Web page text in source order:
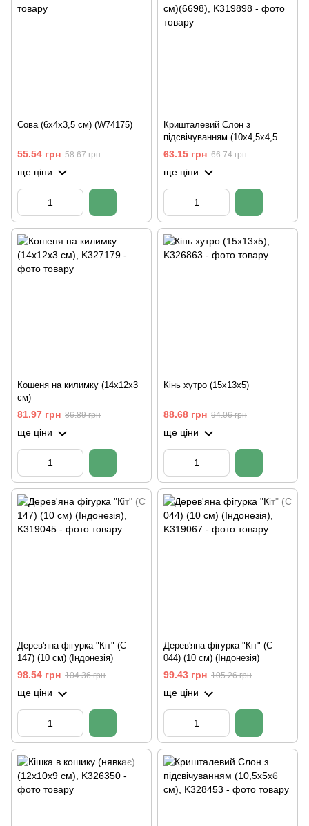
Сова (6х4х3,5 см) (W74175)
55.54 грн 58.67 грн
ще ціни
Кришталевий Слон з
підсвічуванням (10х4,5х4,5
см)(6698)
63.15 грн 66.74 грн
ще ціни
Кошеня на килимку (14х12х3
см)
81.97 грн 86.89 грн
ще ціни
Кінь хутро (15х13х5)
88.68 грн 94.06 грн
ще ціни
Дерев'яна фігурка "Кіт" (C
147) (10 см) (Індонезія)
98.54 грн 104.36 грн
ще ціни
Дерев'яна фігурка "Кіт" (C
044) (10 см) (Індонезія)
99.43 грн 105.26 грн
ще ціни